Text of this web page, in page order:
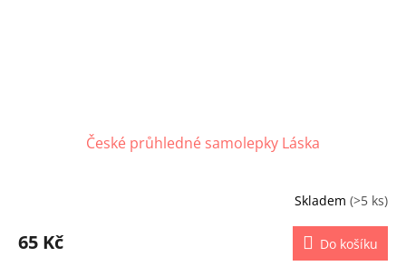
České průhledné samolepky Láska
Skladem (>5 ks)
65 Kč Do košíku